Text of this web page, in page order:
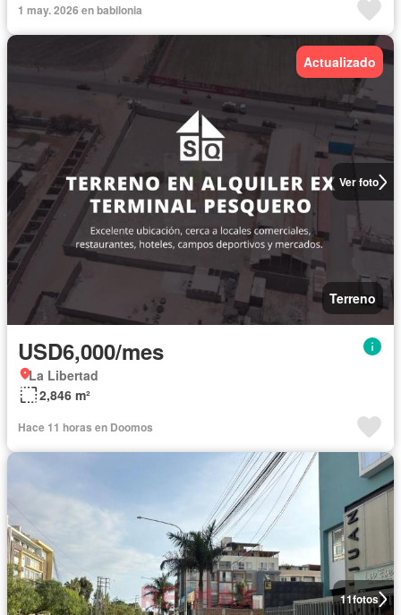
1 may. 2026 en babilonia
Ver foto
Actualizado
Terreno
USD6,000/mes
La Libertad
2,846 m²
Hace 11 horas en Doomos
11fotos